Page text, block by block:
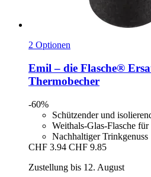
2 Optionen
Emil – die Flasche®
Thermobecher
-60%
Schützender und
Weithals-Glas-Flasche für
Nachhaltiger Trinkgenuss
CHF 3.94 CHF 9.85
Zustellung bis 12. August